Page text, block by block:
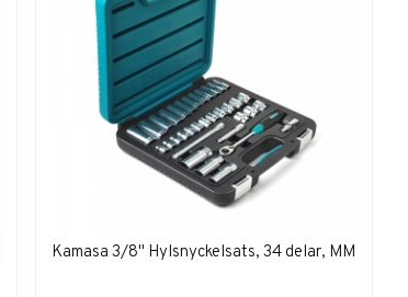
Kamasa 3/8" Hylsnyckelsats, 34 delar, MM